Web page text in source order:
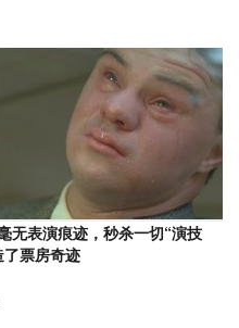
无表演痕迹，秒杀一切“演技
票房奇迹